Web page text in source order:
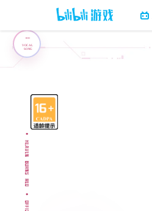
VOCAL
SONG